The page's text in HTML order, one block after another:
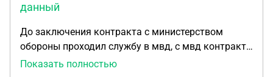
данный
До заключения контракта с министерством
обороны проходил службу в мвд, с мвд контракт
приостановлен, не уволен.В данный момент
Показать полностью